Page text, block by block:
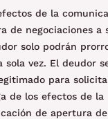
de la
de negociaciones a
solo podrán
sola vez. El deudor
para
de los efectos de la
de apertura de